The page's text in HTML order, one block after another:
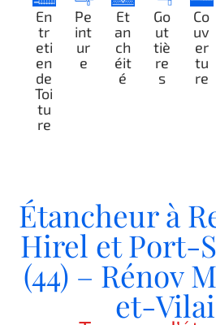
En
tr
eti
en
de
Toi
tu
re
Pe
int
ur
e
Et
an
ch
éit
é
Go
ut
tiè
re
s
Co
uv
er
tu
re
Étancheur à
Hirel et Port-
(44) – Rénov
et-